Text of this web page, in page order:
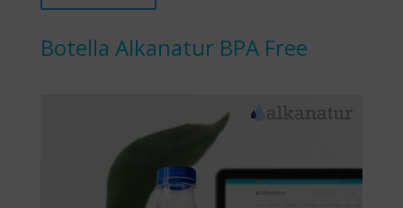
Botella Alkanatur BPA Free